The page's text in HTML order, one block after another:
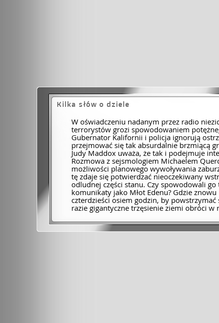
Kilka słów o dziele
W oświadczeniu nadanym przez radio
terrorystów grozi spowodowaniem
Gubernator Kalifornii i policja ignorują
przejmować się tak absurdalnie brzmiącą
Judy Maddox uważa, że tak i podejmuje
Rozmowa z sejsmologiem Michaelem
możliwości planowego wywoływania
tę zdaje się potwierdzać nieoczekiwany
odludnej części stanu. Czy spowodowali
komunikaty jako Młot Edenu? Gdzie
czterdzieści osiem godzin, by
razie gigantyczne trzęsienie ziemi obróci